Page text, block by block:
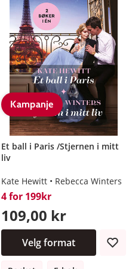
Rebecca Winters Maureen Child
Kampanje
Et ball i Paris /Stjernen i mitt
liv
Kate Hewitt Rebecca Winters
4 for 199kr
109,00 kr
Velg format